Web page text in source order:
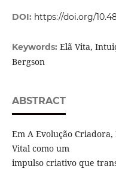
DOI: https://doi.org/
Keywords: Elã Vita,
Bergson
ABSTRACT
Em A Evolução
Vital como um
impulso criativo que